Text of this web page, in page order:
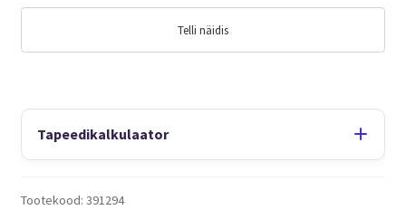
Telli näidis
Tapeedikalkulaator
Tootekood: 391294